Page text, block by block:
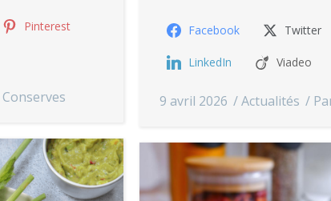
Pinterest
Conserves
Facebook Twitter
LinkedIn Viadeo
9 avril 2026 Actualités